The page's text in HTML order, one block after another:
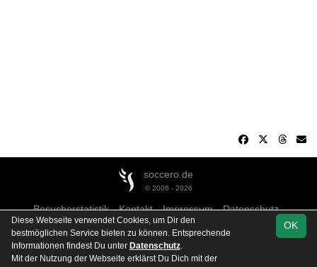
soccero.de
© 2006 - 2026
Besucherstatistik Kontakt Impressum
Datenschutz
OK
Diese Webseite verwendet Cookies, um Dir den
bestmöglichen Service bieten zu können. Entsprechende
Informationen findest Du unter Datenschutz.
Mit der Nutzung der Webseite erklärst Du Dich mit der